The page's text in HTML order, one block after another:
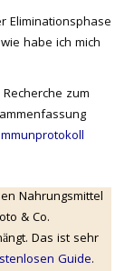
Eliminationsphase
habe ich mich
zum
Nahrungsmittel
& Co.
Das ist sehr
Guide.